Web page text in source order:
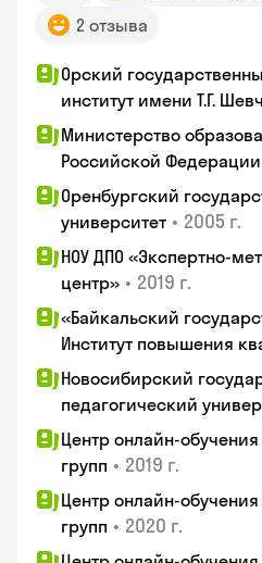
2 отзыва
Орский
институт имени Т.Г.
Министерство
Российской Федерации
Оренбургский
университет • 2005 г.
НОУ ДПО «Экспертно-
центр» • 2019 г.
«Байкальский
Институт повышения
Новосибирский
педагогический
Центр онлайн-обучения
групп • 2019 г.
Центр онлайн-обучения
групп • 2020 г.